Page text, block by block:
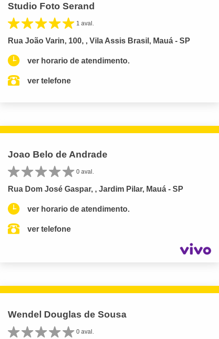
Studio Foto Serand
1 aval.
Rua João Varin, 100, , Vila Assis Brasil, Mauá - SP
ver horario de atendimento.
ver telefone
Joao Belo de Andrade
0 aval.
Rua Dom José Gaspar, , Jardim Pilar, Mauá - SP
ver horario de atendimento.
ver telefone
Wendel Douglas de Sousa
0 aval.